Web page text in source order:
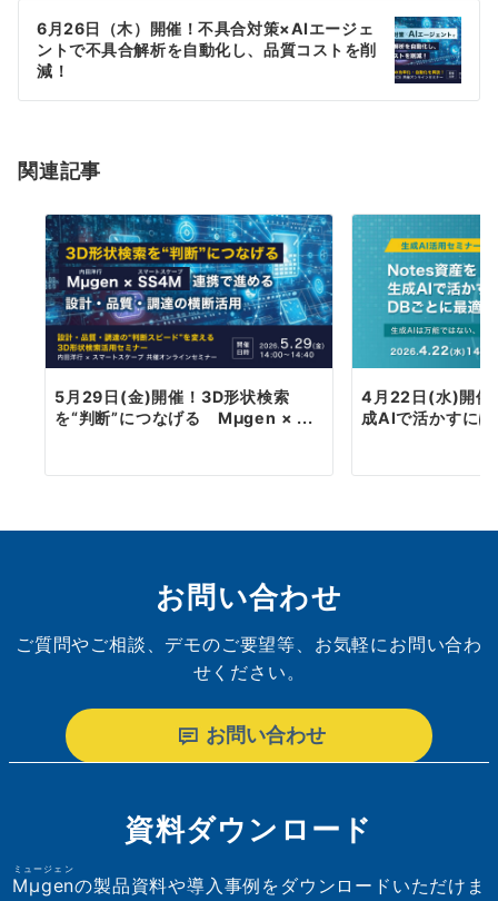
ゲ
ー
シ
ン
6月26日（木）開催！不具合対策×AIエージェ
ントで不具合解析を⾃動化し、品質コストを削
減！
関連記事
5月29日(金)開催！3D形状検索
を“判断”につなげる Mµgen × ...
4月22日(水)開催
成AIで活かすに
お問い合わせ
ご質問やご相談、デモのご要望等、お気軽にお問い合わ
せください。
お問い合わせ
資料ダウンロード
Mµgen
ミュージェン
の製品資料や導入事例をダウンロードいただけま